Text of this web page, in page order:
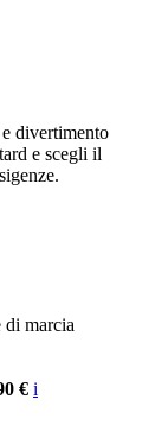
divertimento
e scegli il
di marcia
€ i